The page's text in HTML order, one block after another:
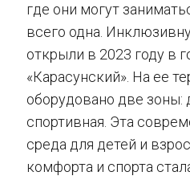
где они могут
всего одна.
открыли в 2023 году в
«Карасунский». На ее
оборудовано две зоны:
спортивная. Эта
среда для детей и
комфорта и спорта